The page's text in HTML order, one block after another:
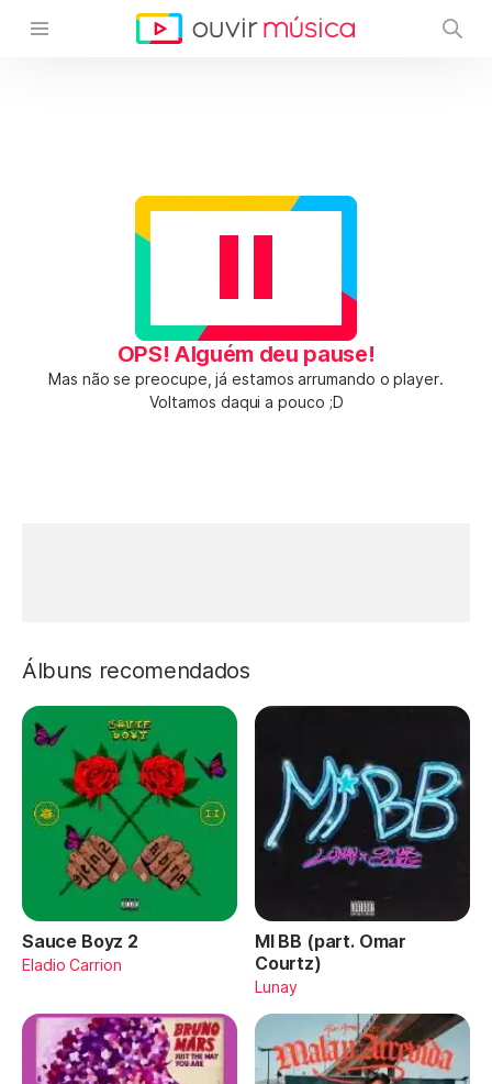
OPS! Alguém deu pause!
Mas não se preocupe, já estamos arrumando o player.
Voltamos daqui a pouco ;D
Álbuns recomendados
Sauce Boyz 2
Eladio Carrion
MI BB (part. Omar
Courtz)
Lunay